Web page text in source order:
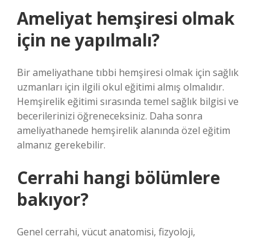
Ameliyat hemşiresi olmak
için ne yapılmalı?
Bir ameliyathane tıbbi hemşiresi olmak için sağlık
uzmanları için ilgili okul eğitimi almış olmalıdır.
Hemşirelik eğitimi sırasında temel sağlık bilgisi ve
becerilerinizi öğreneceksiniz. Daha sonra
ameliyathanede hemşirelik alanında özel eğitim
almanız gerekebilir.
Cerrahi hangi bölümlere
bakıyor?
Genel cerrahi, vücut anatomisi, fizyoloji,